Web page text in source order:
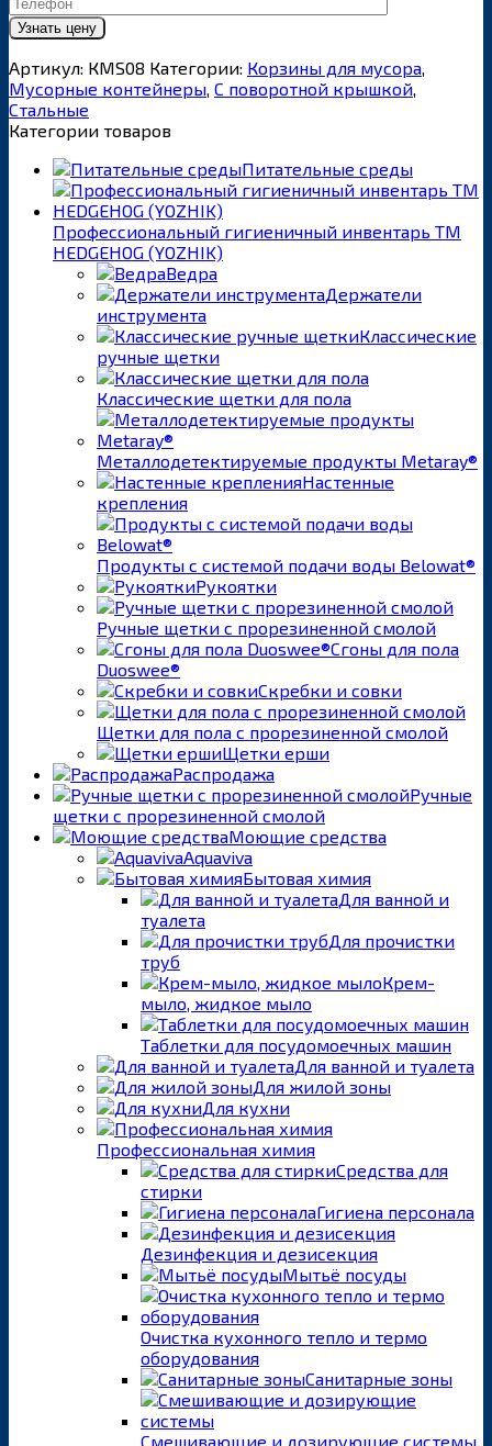
Артикул: КMS08 Категории: Корзины для мусора
Мусорные контейнеры С поворотной крышкой
Стальные
Категории товаров
Питательные среды
Профессиональный гигиеничный инвентарь ТМ
HEDGEHOG (YOZHIK)
Ведра
Держатели
инструмента
Классические
ручные щетки
Классические щетки для пола
Металлодетектируемые продукты Metaray®
Настенные
крепления
Продукты с системой подачи воды Belowat®
Рукоятки
Ручные щетки с прорезиненной смолой
Сгоны для пола
Duoswee®
Скребки и совки
Щетки для пола с прорезиненной смолой
Щетки ерши
Распродажа
Ручные
щетки с прорезиненной смолой
Моющие средства
Aquaviva
Бытовая химия
Для ванной и
туалета
Для прочистки
труб
Крем-
мыло, жидкое мыло
Таблетки для посудомоечных машин
Для ванной и туалета
Для жилой зоны
Для кухни
Профессиональная химия
Средства для
стирки
Гигиена персонала
Дезинфекция и дезисекция
Мытьё посуды
Очистка кухонного тепло и термо
оборудования
Санитарные зоны
Смешивающие и дозирующие системы